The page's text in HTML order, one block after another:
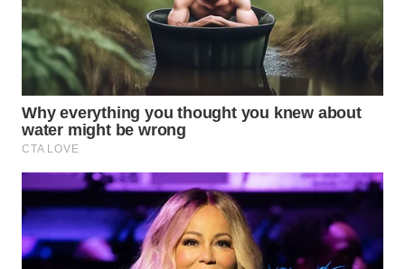
WN
BINTAN
WN
MANDALIKA
WN
WN
LABUANBAJO